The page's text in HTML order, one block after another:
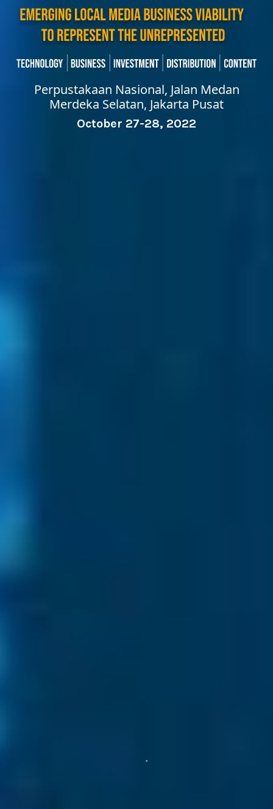
Perpustakaan Nasional, Jalan Medan
Merdeka Selatan, Jakarta Pusat
October 27-28, 2022